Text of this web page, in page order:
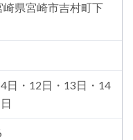
崎県宮崎市吉村町下
日・12日・13日・14